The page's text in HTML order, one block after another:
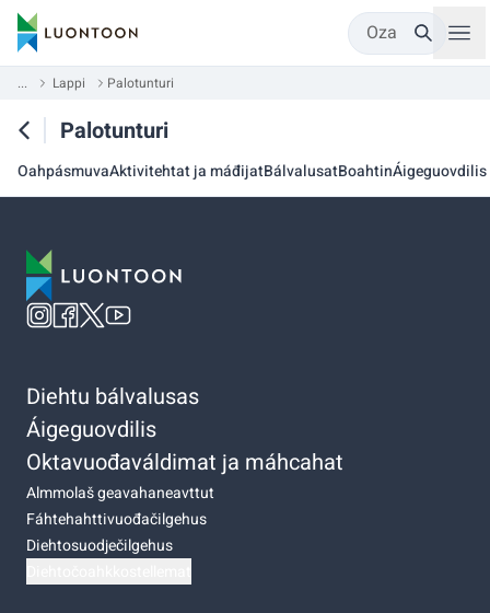
Oza
... Lappi Palotunturi
Palotunturi
OahpásmuvaAktivitehtat ja máđijatBálvalusatBoahtinÁigeguovdilis
Diehtu bálvalusas
Áigeguovdilis
Oktavuođaváldimat ja máhcahat
Almmolaš geavahaneavttut
Fáhtehahttivuođačilgehus
Diehtosuodječilgehus